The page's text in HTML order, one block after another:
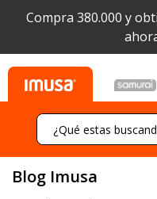
Compra 380.000 y
Blog Imusa